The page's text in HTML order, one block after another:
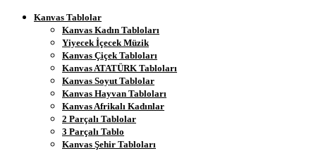
Kanvas Tablolar
Kanvas Kadın Tabloları
Yiyecek İçecek Müzik
Kanvas Çiçek Tabloları
Kanvas ATATÜRK Tabloları
Kanvas Soyut Tablolar
Kanvas Hayvan Tabloları
Kanvas Afrikalı Kadınlar
2 Parçalı Tablolar
3 Parçalı Tablo
Kanvas Şehir Tabloları